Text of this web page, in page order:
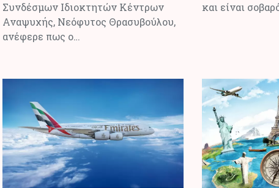
Συνδέσμων Ιδιοκτητών Κέντρων
Αναψυχής, Νεόφυτος Θρασυβούλου,
ανέφερε πως ο…
και είναι